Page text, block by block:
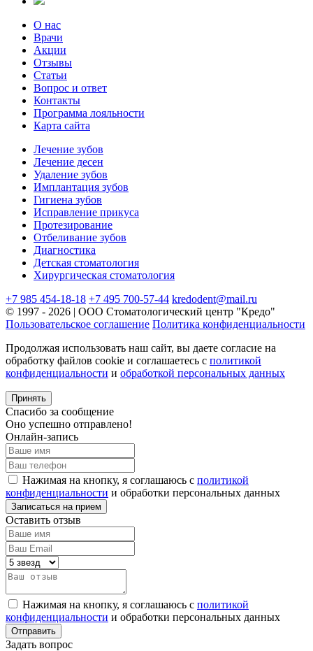
О нас
Врачи
Акции
Отзывы
Статьи
Вопрос и ответ
Контакты
Программа лояльности
Карта сайта
Лечение зубов
Лечение десен
Удаление зубов
Имплантация зубов
Гигиена зубов
Исправление прикуса
Протезирование
Отбеливание зубов
Диагностика
Детская стоматология
Хирургическая стоматология
+7 985 454-18-18 +7 495 700-57-44 kredodent@mail.ru
© 1997 - 2026 | ООО Стоматологический центр "Кредо"
Пользовательское соглашение Политика конфиденциальности
Продолжая использовать наш сайт, вы даете согласие на
обработку файлов cookie и соглашаетесь с политикой
конфиденциальности и обработкой персональных данных
Принять
Спасибо за сообщение
Оно успешно отправлено!
Онлайн-запись
Нажимая на кнопку, я соглашаюсь с политикой
конфиденциальности и обработки персональных данных
Оставить отзыв
Нажимая на кнопку, я соглашаюсь с политикой
конфиденциальности и обработки персональных данных
Задать вопрос